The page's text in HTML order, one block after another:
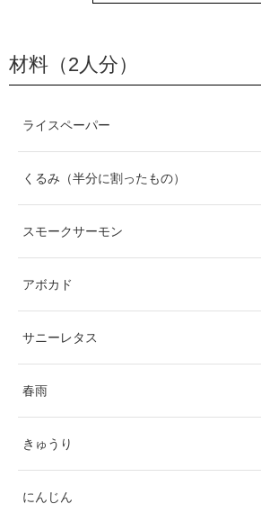
材料（2人分）
ライスペーパー
くるみ（半分に割ったもの）
スモークサーモン
アボカド
サニーレタス
春雨
きゅうり
にんじん